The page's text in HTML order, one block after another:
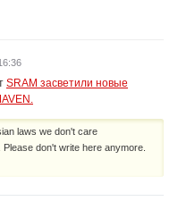
SRAM засветили новые
laws we don't care
don't write here anymore.